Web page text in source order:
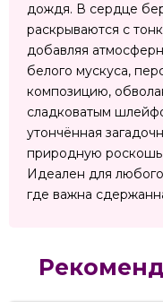
дождя. В сердце
раскрываются с
добавляя
белого мускуса,
композицию,
сладковатым
утончённая
природную роскошь
Идеален для
где важна